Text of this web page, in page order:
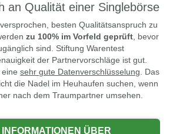
an Qualität einer Singlebörse
besten Qualitätsanspruch zu
zu 100% im Vorfeld geprüft , bevor
sind. Stiftung Warentest
der Partnervorschläge ist gut.
einesehr gute Datenverschlüsselung . Das
die Nadel im Heuhaufen suchen, wenn
nach dem Traumpartner umsehen.